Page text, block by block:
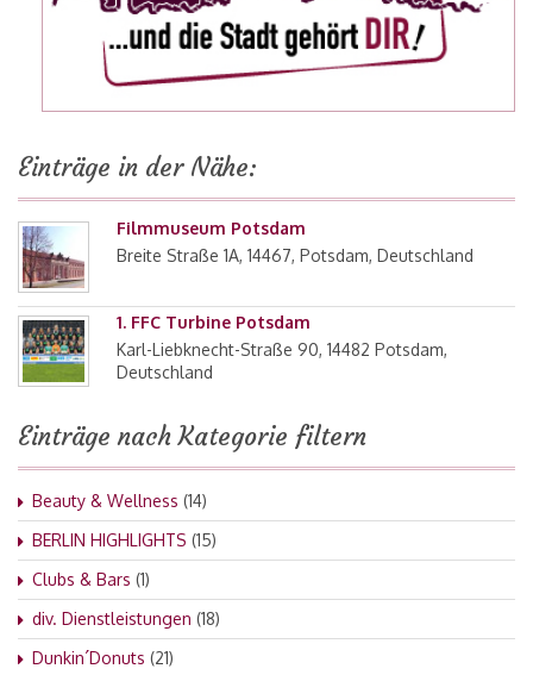
Einträge in der Nähe:
Filmmuseum Potsdam
Breite Straße 1A, 14467, Potsdam, Deutschland
1. FFC Turbine Potsdam
Karl-Liebknecht-Straße 90, 14482 Potsdam,
Deutschland
Einträge nach Kategorie filtern
Beauty & Wellness (14)
BERLIN HIGHLIGHTS (15)
Clubs & Bars (1)
div. Dienstleistungen (18)
Dunkin´Donuts (21)